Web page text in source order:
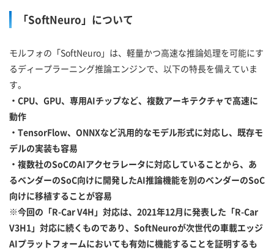
「SoftNeuro」について
モルフォの「SoftNeuro」は、軽量かつ高速な推論処理を可能にす
るディープラーニング推論エンジンで、以下の特長を備えていま
す。
・CPU、GPU、専用AIチップなど、複数アーキテクチャで高速に
動作
・TensorFlow、ONNXなど汎用的なモデル形式に対応し、既存モ
デルの実装も容易
・複数社のSoCのAIアクセラレータに対応していることから、あ
るベンダーのSoC向けに開発したAI推論機能を別のベンダーのSoC
向けに移植することが容易
※今回の「R-Car V4H」対応は、2021年12月に発表した「R-Car
V3H1」対応に続くものであり、SoftNeuroが次世代の車載エッジ
AIプラットフォームにおいても有効に機能することを証明するも